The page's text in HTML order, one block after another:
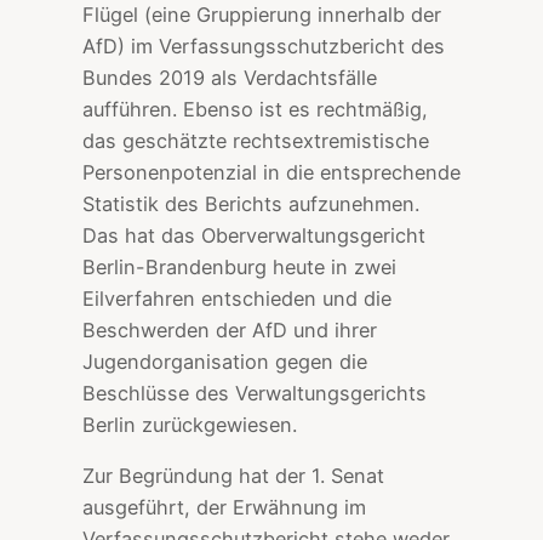
Flügel (eine Gruppierung innerhalb der
AfD) im Verfassungsschutzbericht des
Bundes 2019 als Verdachtsfälle
aufführen. Ebenso ist es rechtmäßig,
das geschätzte rechtsextremistische
Personenpotenzial in die entsprechende
Statistik des Berichts aufzunehmen.
Das hat das Oberverwaltungsgericht
Berlin-Brandenburg heute in zwei
Eilverfahren entschieden und die
Beschwerden der AfD und ihrer
Jugendorganisation gegen die
Beschlüsse des Verwaltungsgerichts
Berlin zurückgewiesen.
Zur Begründung hat der 1. Senat
ausgeführt, der Erwähnung im